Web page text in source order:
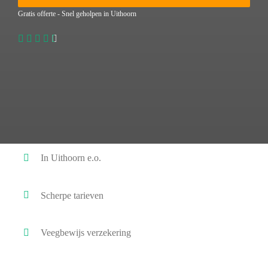
Gratis offerte - Snel geholpen in Uithoorn
In Uithoorn e.o.
Scherpe tarieven
Veegbewijs verzekering